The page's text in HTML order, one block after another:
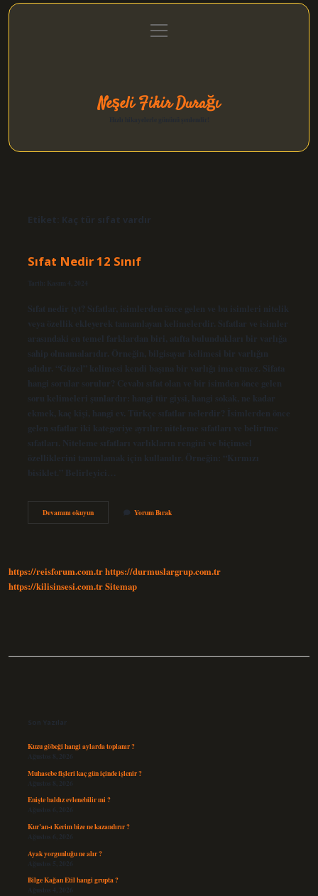
Gizlilik Politikası
menüyü
aç
Neşeli Fikir Durağı
Etiket: Kaç tür sıfat vardır
Sıfat Nedir 12 Sınıf
Tarih: Kasım 4, 2024
Sıfat nedir tyt? Sıfatlar, isimlerden önce gelen ve bu isimleri nitelik
veya özellik ekleyerek tamamlayan kelimelerdir. Sıfatlar ve isimler
arasındaki en temel farklardan biri, atıfta bulundukları bir varlığa
sahip olmamalarıdır. Örneğin, bilgisayar kelimesi bir varlığın
adıdır. “Güzel” kelimesi kendi başına bir varlığı ima etmez. Sifata
hangi sorular sorulur? Cevabı sıfat olan ve bir isimden önce gelen
soru kelimeleri şunlardır: hangi tür giysi, hangi sokak, ne kadar
ekmek, kaç kişi, hangi ev. Türkçe sıfatlar nelerdir? İsimlerden önce
gelen sıfatlar iki kategoriye ayrılır: niteleme sıfatları ve belirtme
sıfatları. Niteleme sıfatları varlıkların rengini ve biçimsel
özelliklerini tanımlamak için kullanılır. Örneğin: “Kırmızı
bisiklet.” Belirleyici…
Devamını okuyunSıfat
Nedir
Yorum Bırak
https://reisforum.com.trhttps://durmuslargrup.com.tr
https://kilisinsesi.com.trSitemap
Son Yazılar
Kuzu göbeği hangi aylarda toplanır ?
Ağustos 8, 2026
Muhasebe fişleri kaç gün içinde işlenir ?
Ağustos 8, 2026
Enişte baldız evlenebilir mi ?
Ağustos 6, 2026
Kur’an-ı Kerim bize ne kazandırır ?
Ağustos 6, 2026
Ayak yorgunluğu ne alır ?
Ağustos 5, 2026
Bilge Kağan Etil hangi grupta ?
Ağustos 4, 2026